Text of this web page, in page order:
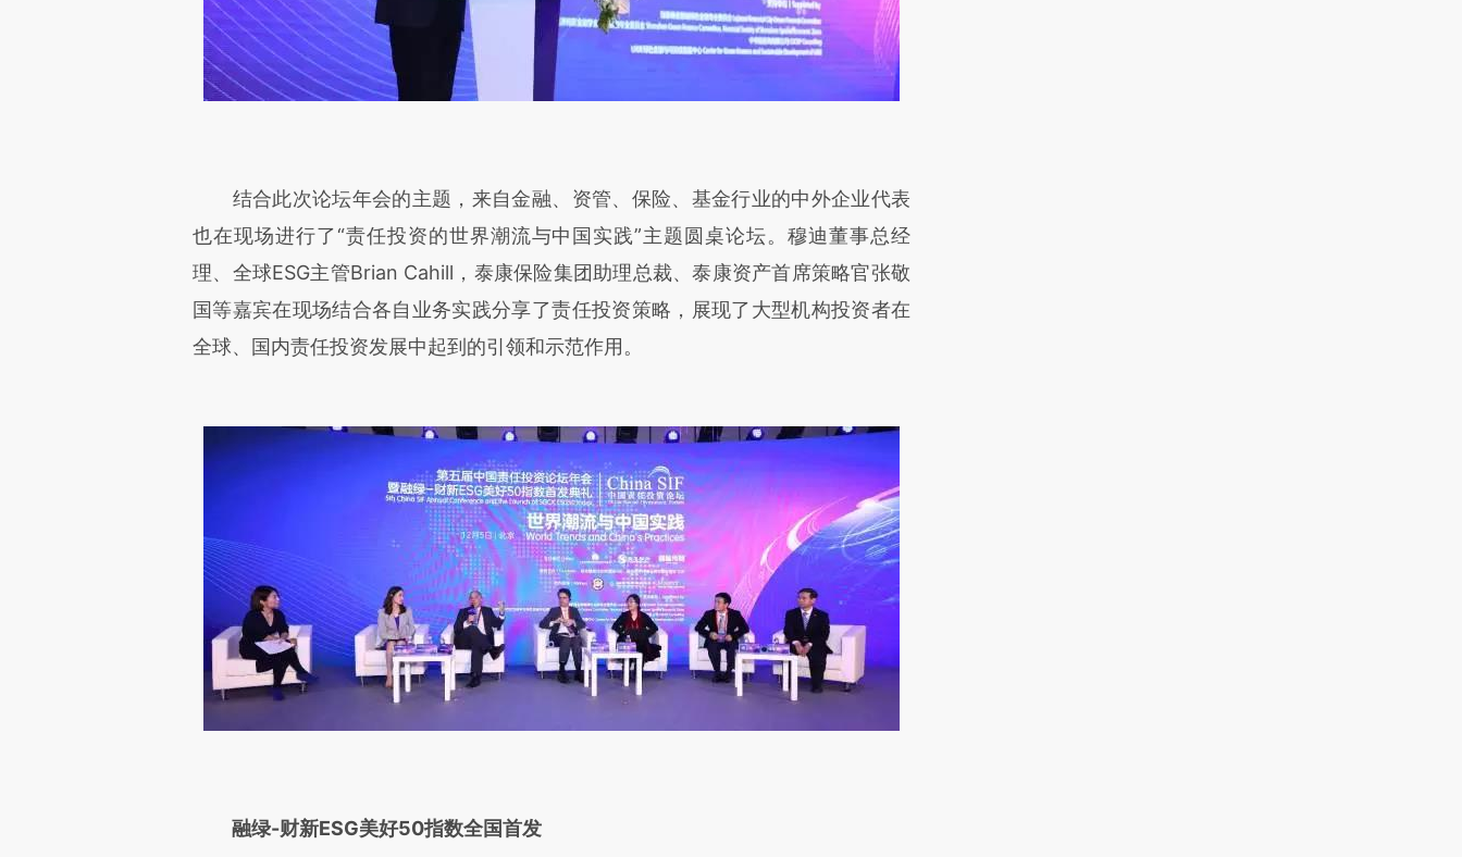
结合此次论坛年会的主题，来自金融、资管、保险、基金行业的中外企业代表
也在现场进行了“责任投资的世界潮流与中国实践”主题圆桌论坛。穆迪董事总经
理、全球ESG主管Brian Cahill，泰康保险集团助理总裁、泰康资产首席策略官张敬
国等嘉宾在现场结合各自业务实践分享了责任投资策略，展现了大型机构投资者在
全球、国内责任投资发展中起到的引领和示范作用。
融绿-财新ESG美好50指数全国首发